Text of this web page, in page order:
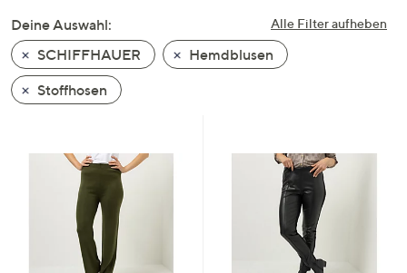
nach
unten
oder
wischen
Sie
Alle Filter aufheben
Deine Auswahl:
SCHIFFHAUER
Hemdblusen
Stoffhosen